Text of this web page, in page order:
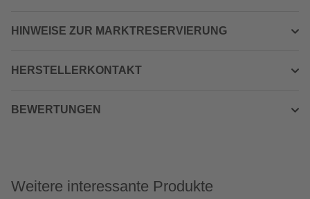
HINWEISE ZUR MARKTRESERVIERUNG
HERSTELLERKONTAKT
BEWERTUNGEN
Weitere interessante Produkte